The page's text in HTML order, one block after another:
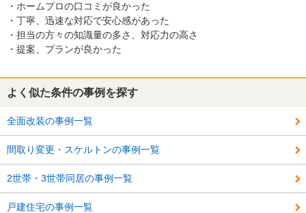
・ホームプロの口コミが良かった
・丁寧、迅速な対応で安心感があった
・担当の方々の知識量の多さ、対応力の高さ
・提案、プランが良かった
よく似た条件の事例を探す
全面改装の事例一覧
間取り変更・スケルトンの事例一覧
2世帯・3世帯同居の事例一覧
戸建住宅の事例一覧